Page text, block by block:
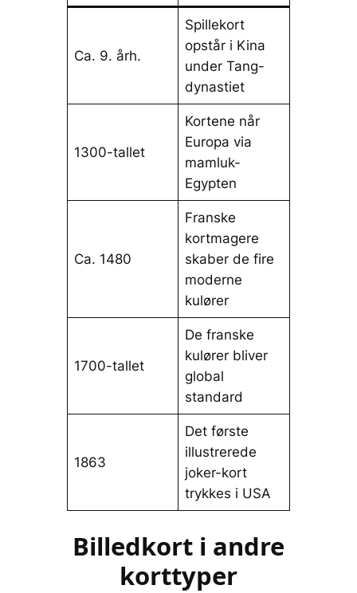
Ca. 9. årh.
Spillekort
opstår i Kina
under Tang-
dynastiet
1300-tallet
Kortene når
Europa via
mamluk-
Egypten
Ca. 1480
Franske
kortmagere
skaber de fire
moderne
kulører
1700-tallet
De franske
kulører bliver
global
standard
1863
Det første
illustrerede
joker-kort
trykkes i USA
Billedkort i andre
korttyper